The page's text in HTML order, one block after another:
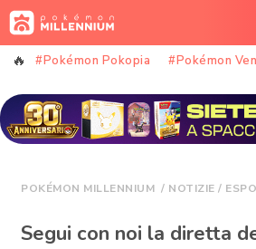
Vai
al
contenuto#Pokémon Pokopia #Pokémon
POKÉMON MILLENNIUM / NOTIZIE /
Segui con noi la diretta